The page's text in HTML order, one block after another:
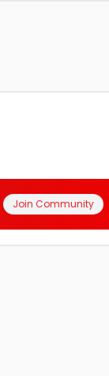
Join Community